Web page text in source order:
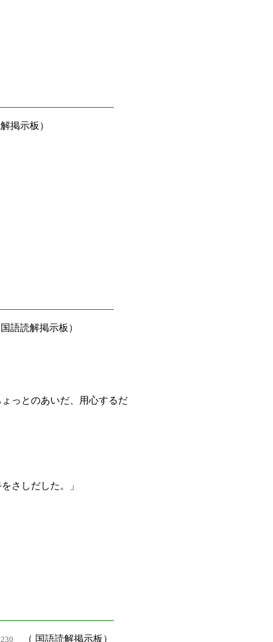
掲示板）
語読解掲示板）
っとのあいだ、用心するだ
さしだした。」
（ 国語読解掲示板）